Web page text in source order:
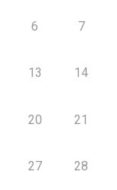
6 7
13 14
20 21
27 28